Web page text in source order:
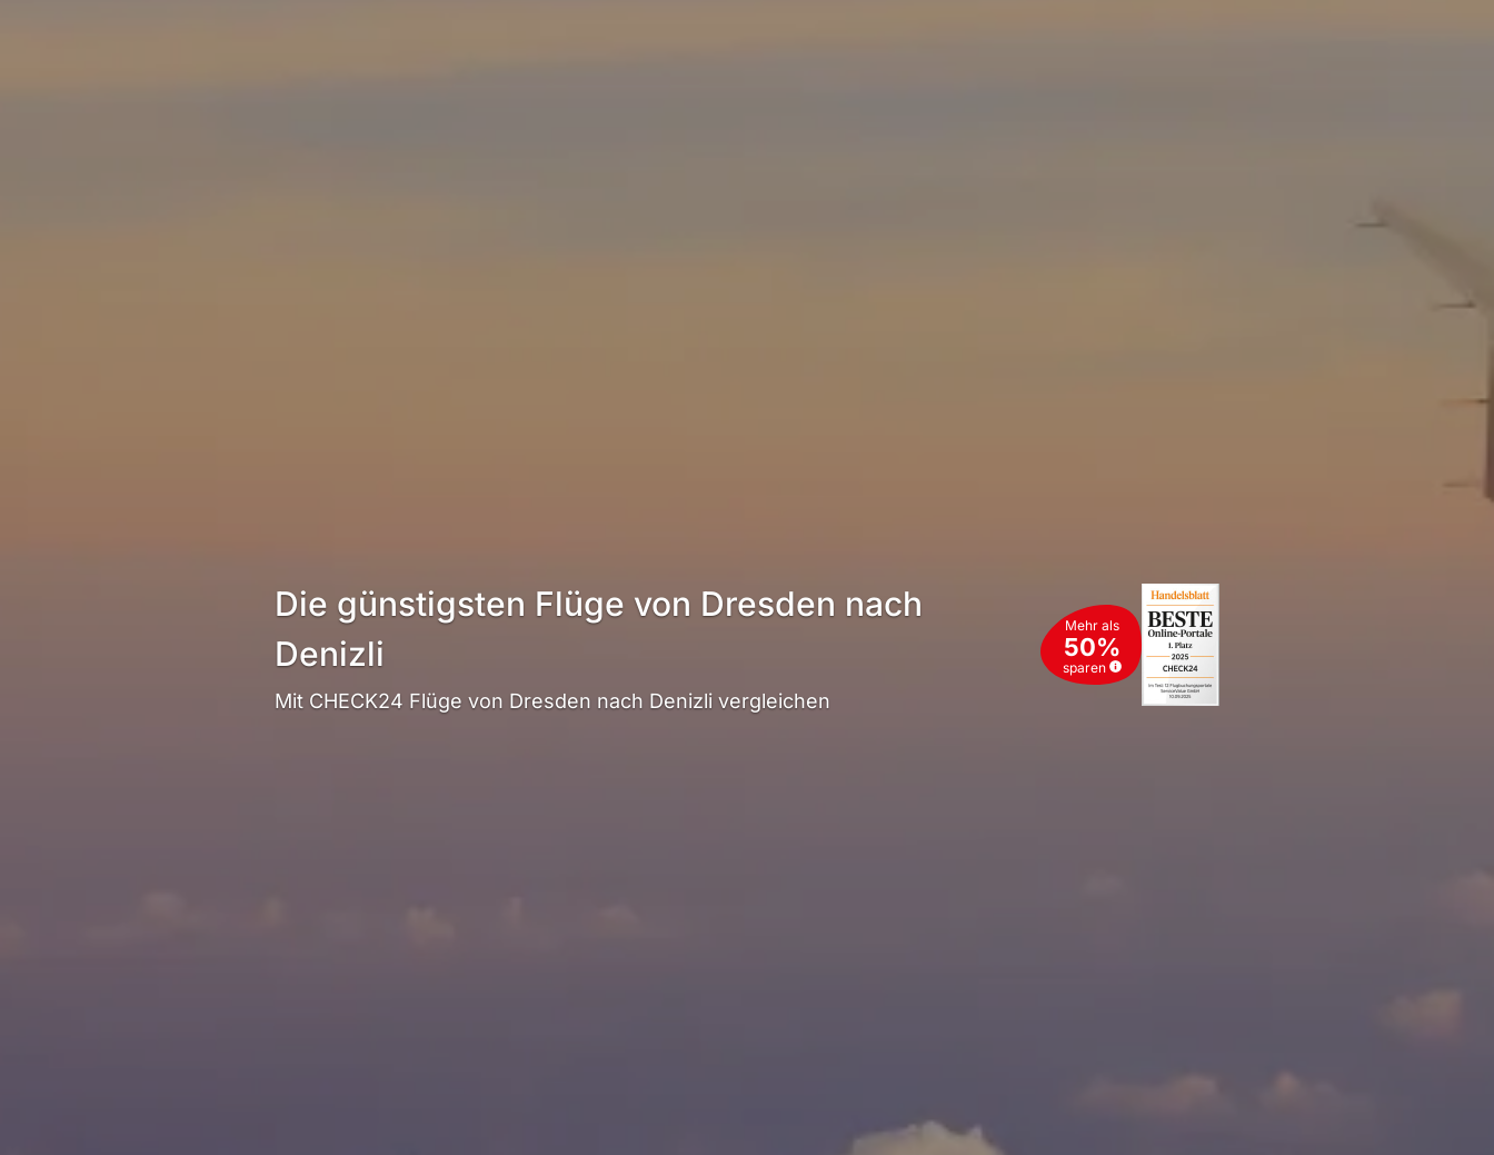
Die günstigsten Flüge von Dresden nach
Denizli
Mit CHECK24 Flüge von Dresden nach Denizli vergleichen
Mehr als
50%
sparen